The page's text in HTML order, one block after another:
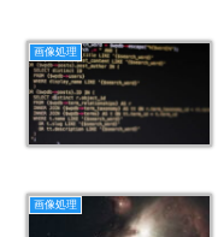
画像処理
画像処理